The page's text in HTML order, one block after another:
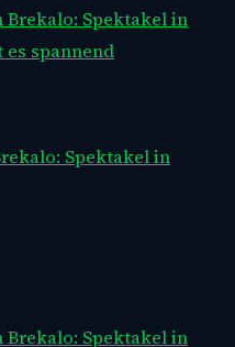
Spektakel in